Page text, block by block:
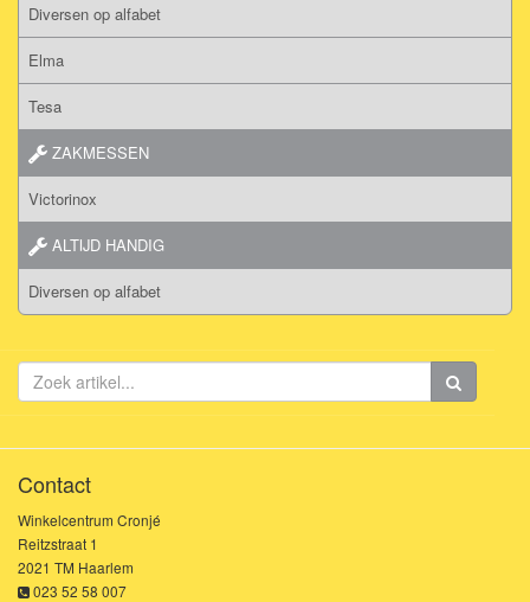
Diversen op alfabet
Elma
Tesa
ZAKMESSEN
Victorinox
ALTIJD HANDIG
Diversen op alfabet
Contact
Winkelcentrum Cronjé
Reitzstraat 1
2021 TM Haarlem
023 52 58 007